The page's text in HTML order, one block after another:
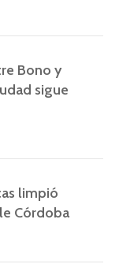
Bono y
sigue
limpió
Córdoba